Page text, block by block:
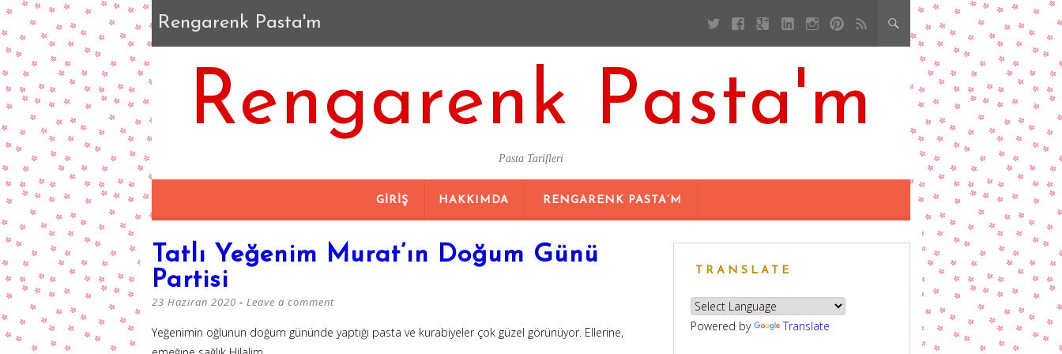
Rengarenk Pasta'm
Rengarenk Pasta'm
Pasta Tarifleri
GIRIŞ HAKKIMDA RENGARENK PASTA’M
Tatlı Yeğenim Murat’ın Doğum Günü
Partisi
23 Haziran 2020 Leave a comment
Yeğenimin oğlunun doğum gününde yaptığı pasta ve kurabiyeler çok güzel görünüyor. Ellerine,
TRANSLATE
Powered by Translate